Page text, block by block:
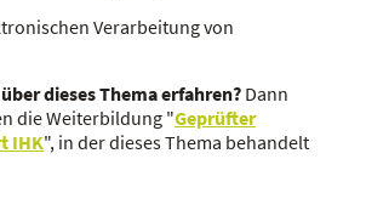
Verarbeitung von
dieses Thema erfahren?Dann
die Weiterbildung "Geprüfter
IHK", in der dieses Thema behandelt